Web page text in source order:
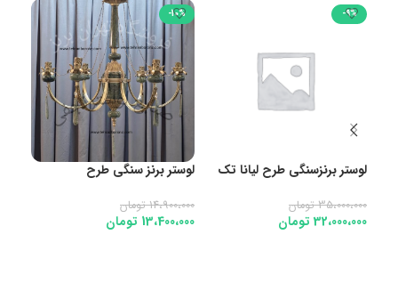
-9%
لوستر برنزسنگی طرح لیانا تک
35،000،000 تومان
32،000،000 تومان
-10%
لوستر برنز سنگی طرح
14،900،000 تومان
13،400،000 تومان